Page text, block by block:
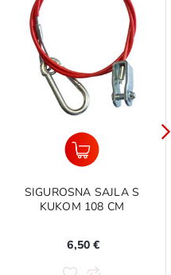
SIGUROSNA SAJLA S
KUKOM 108 CM
6,50 €